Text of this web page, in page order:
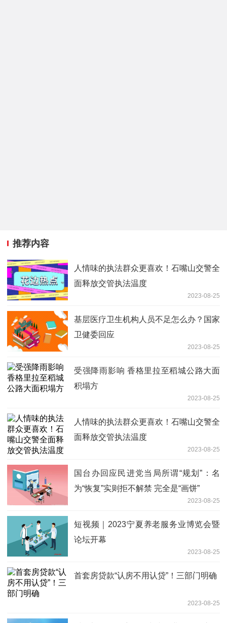
推荐内容
人情味的执法群众更喜欢！石嘴山交警全
面释放交管执法温度
2023-08-25
基层医疗卫生机构人员不足怎么办？国家
卫健委回应
2023-08-25
受强降雨影响 香格里拉至稻城公路大面
积塌方
2023-08-25
人情味的执法群众更喜欢！石嘴山交警全
面释放交管执法温度
2023-08-25
国台办回应民进党当局所谓“规划”：名
为“恢复”实则拒不解禁 完全是“画饼”
2023-08-25
短视频｜2023宁夏养老服务业博览会暨
论坛开幕
2023-08-25
首套房贷款“认房不用认贷”！三部门明确
2023-08-25